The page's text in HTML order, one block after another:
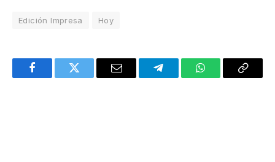
Edición Impresa Hoy
FacebookTwitter Email TelegramWhatsAppCopy